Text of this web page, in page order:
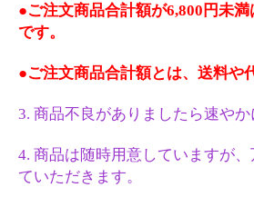
●ご注文商品合計額が6,800円未
です。
●ご注文商品合計額とは、送料や
3. 商品不良がありましたら速やか
4. 商品は随時用意していますが
ていただきます。